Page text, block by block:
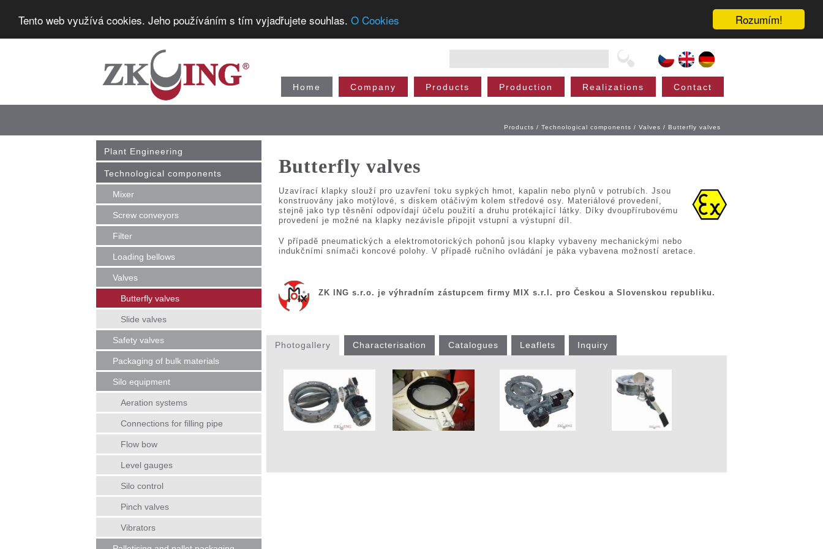
Rozumím!
Tento web využívá cookies. Jeho používáním s tím vyjadřujete souhlas. O Cookies
Home Company Products Production Realizations Contact
Plant Engineering
Technological components
Mixer
Screw conveyors
Filter
Loading bellows
Valves
Butterfly valves
Slide valves
Safety valves
Packaging of bulk materials
Silo equipment
Aeration systems
Connections for filling pipe
Flow bow
Level gauges
Silo control
Pinch valves
Vibrators
Products / Technological components / Valves / Butterfly valves
Butterfly valves
Uzavírací klapky slouží pro uzavření toku sypkých hmot, kapalin nebo plynů v potrubích. Jsou
konstruovány jako motýlové, s diskem otáčivým kolem středové osy. Materiálové provedení,
stejně jako typ těsnění odpovídají účelu použití a druhu protékající látky. Díky dvoupřírubovému
provedení je možné na klapky nezávisle připojit vstupní a výstupní díl.
V případě pneumatických a elektromotorických pohonů jsou klapky vybaveny mechanickými nebo
indukčními snímači koncové polohy. V případě ručního ovládání je páka vybavena možností aretace.
ZK ING s.r.o. je výhradním zástupcem firmy MIX s.r.l. pro Českou a Slovenskou republiku.
Photogallery Characterisation Catalogues Leaflets Inquiry